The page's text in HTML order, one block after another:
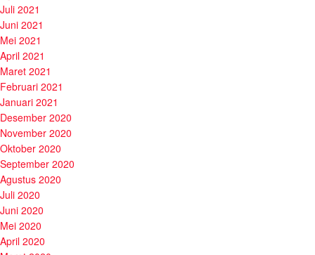
Juli 2021
Juni 2021
Mei 2021
April 2021
Maret 2021
Februari 2021
Januari 2021
Desember 2020
November 2020
Oktober 2020
September 2020
Agustus 2020
Juli 2020
Juni 2020
Mei 2020
April 2020